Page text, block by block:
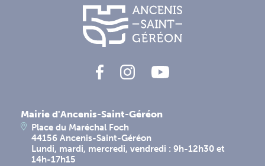
Mairie d'Ancenis-Saint-Géréon
Place du Maréchal Foch
44156 Ancenis-Saint-Géréon
Lundi, mardi, mercredi, vendredi : 9h-12h30 et
14h-17h15